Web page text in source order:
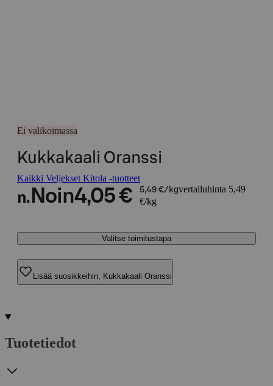
Ei valikoimassa
Kukkakaali Oranssi
Kaikki Veljekset Kitola -tuotteet
n. Noin4,05 € 5,49 €/kgvertailuhinta 5,49
€/kg
Valitse toimitustapa
Lisää suosikkeihin, Kukkakaali Oranssi
Tuotetiedot